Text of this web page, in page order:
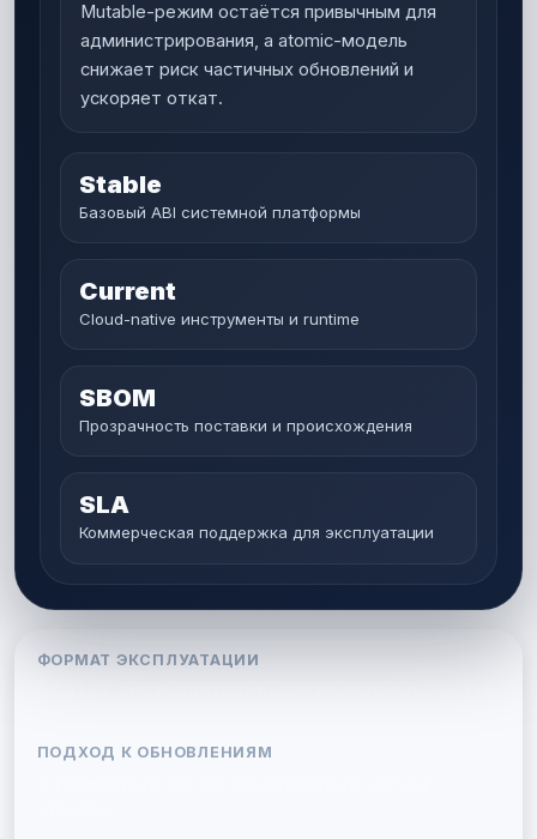
Mutable-режим остаётся привычным для
администрирования, а atomic-модель
снижает риск частичных обновлений и
ускоряет откат.
Stable
Базовый ABI системной платформы
Current
Cloud-native инструменты и runtime
SBOM
Прозрачность поставки и происхождения
SLA
Коммерческая поддержка для эксплуатации
ФОРМАТ ЭКСПЛУАТАЦИИ
ПОДХОД К ОБНОВЛЕНИЯМ